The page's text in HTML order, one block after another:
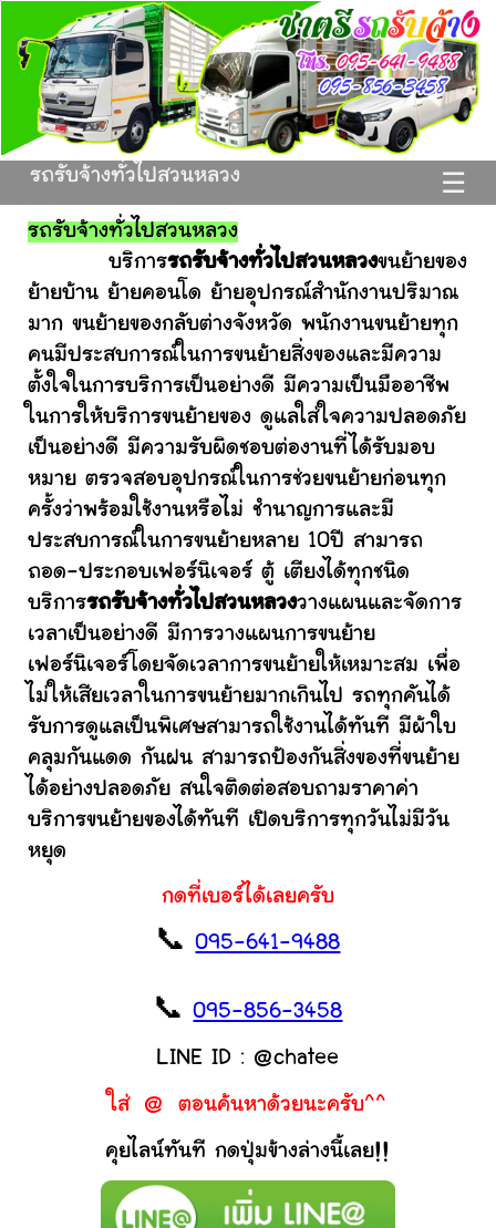
☰
รถรับจ้างทั่วไปสวนหลวง
รถรับจ้างทั่วไปสวนหลวง
บริการรถรับจ้างทั่วไปสวนหลวงขนย้ายของ
ย้ายบ้าน ย้ายคอนโด ย้ายอุปกรณ์สำนักงานปริมาณ
มาก ขนย้ายของกลับต่างจังหวัด พนักงานขนย้ายทุก
คนมีประสบการณ์ในการขนย้ายสิ่งของและมีความ
ตั้งใจในการบริการเป็นอย่างดี มีความเป็นมืออาชีพ
ในการให้บริการขนย้ายของ ดูแลใส่ใจความปลอดภัย
เป็นอย่างดี มีความรับผิดชอบต่องานที่ได้รับมอบ
หมาย ตรวจสอบอุปกรณ์ในการช่วยขนย้ายก่อนทุก
ครั้งว่าพร้อมใช้งานหรือไม่ ชำนาญการและมี
ประสบการณ์ในการขนย้ายหลาย 10ปี สามารถ
ถอด-ประกอบเฟอร์นิเจอร์ ตู้ เตียงได้ทุกชนิด
บริการรถรับจ้างทั่วไปสวนหลวงวางแผนและจัดการ
เวลาเป็นอย่างดี มีการวางแผนการขนย้าย
เฟอร์นิเจอร์โดยจัดเวลาการขนย้ายให้เหมาะสม เพื่อ
ไม่ให้เสียเวลาในการขนย้ายมากเกินไป รถทุกคันได้
รับการดูแลเป็นพิเศษสามารถใช้งานได้ทันที มีผ้าใบ
คลุมกันแดด กันฝน สามารถป้องกันสิ่งของที่ขนย้าย
ได้อย่างปลอดภัย สนใจติดต่อสอบถามราคาค่า
บริการขนย้ายของได้ทันที เปิดบริการทุกวันไม่มีวัน
หยุด
กดที่เบอร์ได้เลยครับ
📞095-641-9488
📞095-856-3458
LINE ID : @chatee
ใส่ @ ตอนค้นหาด้วยนะครับ^^
คุยไลน์ทันที กดปุ่มข้างล่างนี้เลย!!